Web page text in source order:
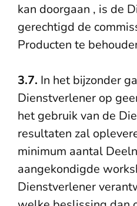
kan doorgaan , is de
gerechtigd de
Producten te
3.7. In het bijzonder
Dienstverlener op
het gebruik van de
resultaten zal
minimum aantal
aangekondigde
Dienstverlener